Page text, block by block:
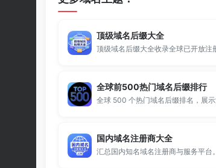
顶级域名后缀大全
全球前500热门域名后缀排行
国内域名注册商大全
汇总国内知名域名注册商与服务平台。